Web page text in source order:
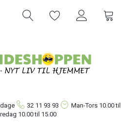
32 11 93 93 Man-Tors 10.00 til
10.00 til 15.00